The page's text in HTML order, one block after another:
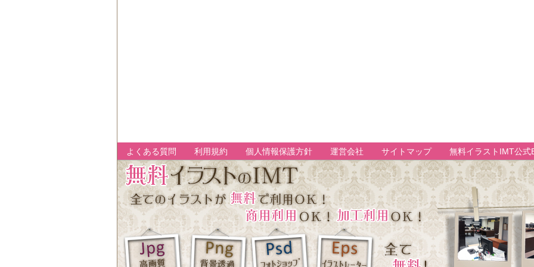
よくある質問 利用規約 個人情報保護方針 運営会社 サイトマップ 無料イラストIMT公式